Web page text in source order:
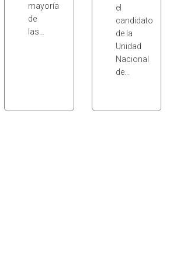
mayoría
de
las…
el
candidato
de la
Unidad
Nacional
de…